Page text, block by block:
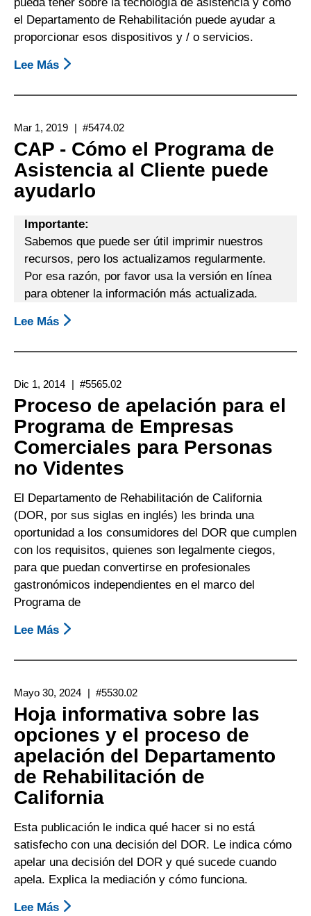
Rehabilitation
(DOR)
De
California
el Departamento de Rehabilitación puede ayudar a
proporcionar esos dispositivos y / o servicios.
Lee Más Sobre
Obtener
De
Asistencia
A
Través
Departamento
De
Rehabilitación
Mar 1, 2019 #5474.02
CAP - Cómo el Programa de
Asistencia al Cliente puede
ayudarlo
Importante:
Sabemos que puede ser útil imprimir nuestros
recursos, pero los actualizamos regularmente.
Por esa razón, por favor usa la versión en línea
para obtener la información más actualizada.
Lee Más Sobre
-
El
Programa
De
Asistencia
Al
Cliente
Puede
Ayudarlo
Dic 1, 2014 #5565.02
Proceso de apelación para el
Programa de Empresas
Comerciales para Personas
no Videntes
El Departamento de Rehabilitación de California
(DOR, por sus siglas en inglés) les brinda una
oportunidad a los consumidores del DOR que cumplen
con los requisitos, quienes son legalmente ciegos,
para que puedan convertirse en profesionales
gastronómicos independientes en el marco del
Programa de
Lee Más Sobre
De
Para
Programa
De
Empresas
Comerciales
Para
Personas
Videntes
Mayo 30, 2024 #5530.02
Hoja informativa sobre las
opciones y el proceso de
apelación del Departamento
de Rehabilitación de
California
Esta publicación le indica qué hacer si no está
satisfecho con una decisión del DOR. Le indica cómo
apelar una decisión del DOR y qué sucede cuando
apela. Explica la mediación y cómo funciona.
Lee Más Sobre